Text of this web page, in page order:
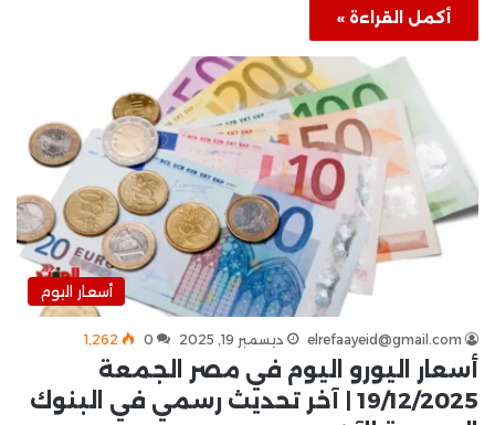
أكمل القراءة »
أسعار اليوم
elrefaayeid@gmail.com ديسمبر 19, 2025 0 1٬262
أسعار اليورو اليوم في مصر الجمعة
19/12/2025 | آخر تحديث رسمي في البنوك